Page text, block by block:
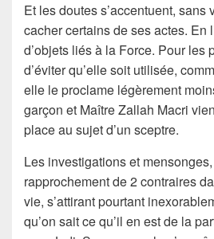
Et les doutes s’accentuent,
cacher certains de ses actes. En
d’objets liés à la Force. Pour les
d’éviter qu’elle soit utilisée,
elle le proclame légèrement
garçon et Maître Zallah Macri
place au sujet d’un sceptre.
Les investigations et
rapprochement de 2 contraires
vie, s’attirant pourtant
qu’on sait ce qu’il en est de la